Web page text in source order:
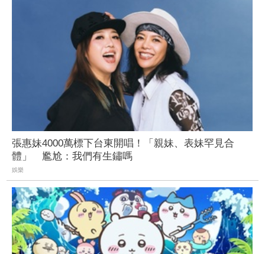
張惠妹4000萬標下台東開唱！「親妹、表妹罕見合
體」 尷尬：我們有生鏽嗎
娛樂